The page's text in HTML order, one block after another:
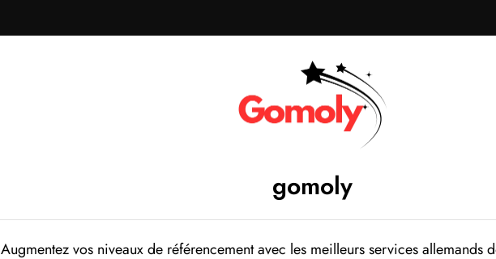
gomoly
Augmentez vos niveaux de référencement avec les meilleurs services allemands